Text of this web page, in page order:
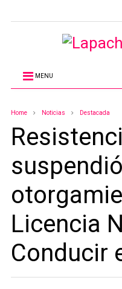
MENU
Home Noticias Destacada
Licencia
Conducir